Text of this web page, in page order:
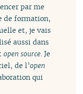
par me
de formation,
et, je vais
aussi dans
open source . Je
de l’open
qui